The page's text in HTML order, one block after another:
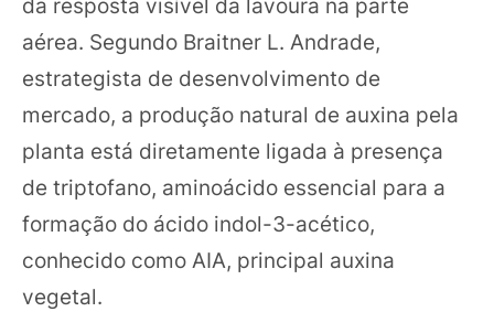
da resposta visível da lavoura na parte
aérea. Segundo Braitner L. Andrade,
estrategista de desenvolvimento de
mercado, a produção natural de auxina pela
planta está diretamente ligada à presença
de triptofano, aminoácido essencial para a
formação do ácido indol-3-acético,
conhecido como AIA, principal auxina
vegetal.